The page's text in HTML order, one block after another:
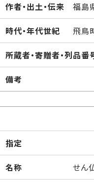
作者・出土・伝来 福島
時代・年代世紀 飛鳥
所蔵者・寄贈者・列品番
備考
指定
名称 せん